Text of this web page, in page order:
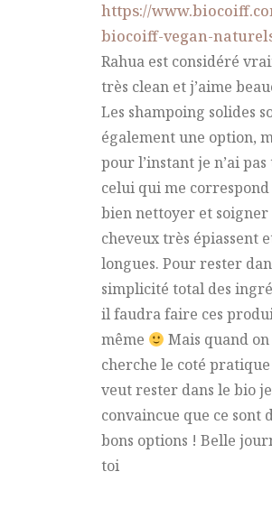
https://
biocoiff-vegan-
Rahua est considéré
très clean et j’aime
Les shampoing solides
également une option,
pour l’instant je n’ai
celui qui me
bien nettoyer et soigner
cheveux très épiassent
longues. Pour rester
simplicité total des
il faudra faire ces
même
Mais quand on
cherche le coté
veut rester dans le bio
convaincue que ce sont
bons options ! Belle
toi